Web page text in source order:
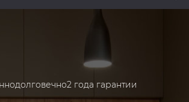
долговечно2 года гарантии